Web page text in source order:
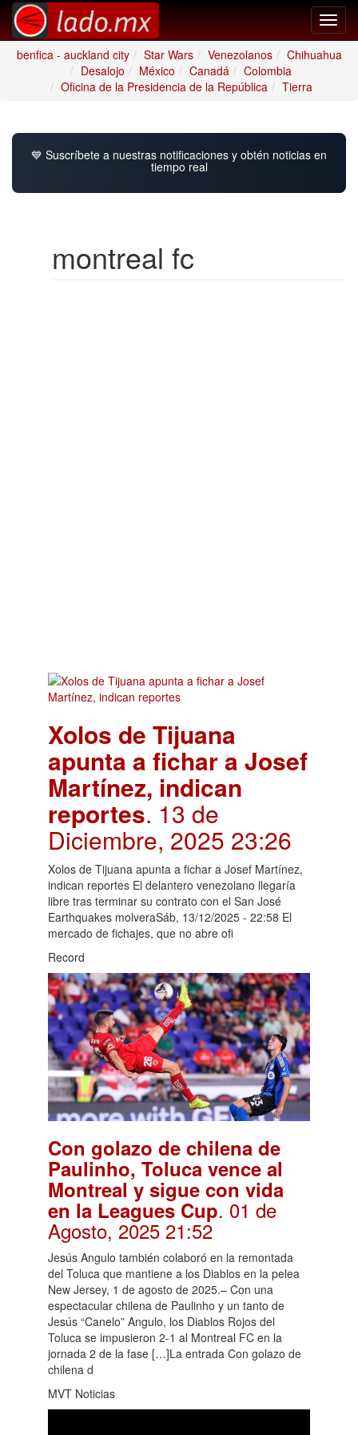
benfica - auckland city
Star Wars Venezolanos
Chihuahua
Desalojo
México Canadá
Colombia
Oficina de la Presidencia de la República
Tierra
💙 Suscríbete a nuestras notificaciones y obtén noticias en
tiempo real
montreal fc
Xolos de Tijuana
apunta a fichar a Josef
Martínez, indican
reportes. 13 de
Diciembre, 2025 23:26
Xolos de Tijuana apunta a fichar a Josef Martínez,
indican reportes El delantero venezolano llegaría
libre tras terminar su contrato con el San José
Earthquakes molveraSáb, 13/12/2025 - 22:58 El
mercado de fichajes, que no abre ofi
Record
Con golazo de chilena de
Paulinho, Toluca vence al
Montreal y sigue con vida
en la Leagues Cup. 01 de
Agosto, 2025 21:52
Jesús Angulo también colaboró en la remontada
del Toluca que mantiene a los Diablos en la pelea
New Jersey, 1 de agosto de 2025.– Con una
espectacular chilena de Paulinho y un tanto de
Jesús “Canelo” Angulo, los Diablos Rojos del
Toluca se impusieron 2-1 al Montreal FC en la
jornada 2 de la fase […]La entrada Con golazo de
chilena d
MVT Noticias